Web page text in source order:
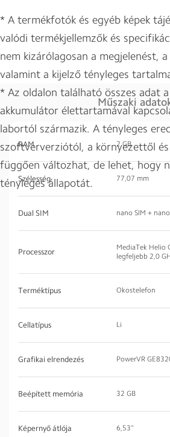
* A termékfotók és egyéb képek
valódi termékjellemzők és
nem kizárólagosan a megjelenést,
valamint a kijelző tényleges
* Az oldalon található összes adat
akkumulátor élettartamával
labortól származik. A tényleges
szoftververziótól, a környezettől és
függően változhat, de lehet, hogy
tényleges állapotát.
Műszaki
RAM 2 GB
Szélesség 77,07 mm
Dual SIM nano SIM +
Processzor
MediaTek Helio
legfeljebb 2,0
Terméktípus Okostelefon
Cellatípus Li
Grafikai elrendezés PowerVR
Beépített memória 32 GB
Képernyő átlója 6,53”